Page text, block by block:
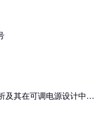
及其在可调电源设计中的